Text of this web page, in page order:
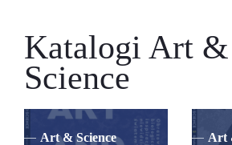
Katalogi Art &
Science
Art & Science
Art